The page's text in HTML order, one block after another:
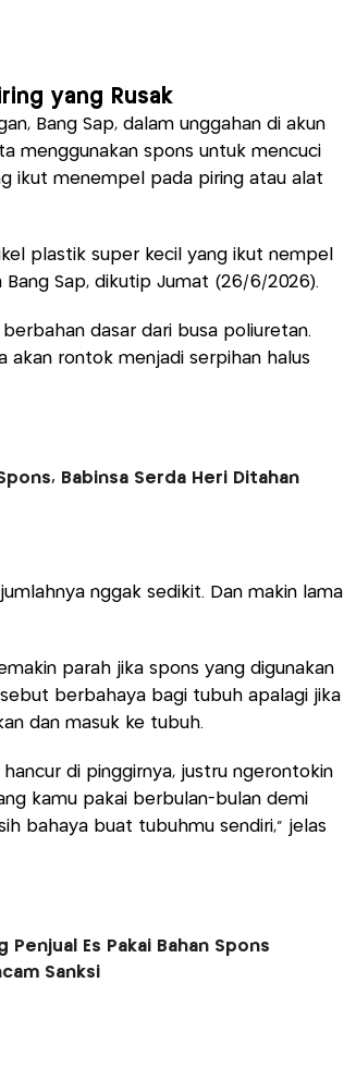
yang Rusak
Bang Sap, dalam unggahan di akun
menggunakan spons untuk mencuci
ikut menempel pada piring atau alat
plastik super kecil yang ikut nempel
Bang Sap, dikutip Jumat (26/6/2026).
dasar dari busa poliuretan.
akan rontok menjadi serpihan halus
Babinsa Serda Heri Ditahan
nggak sedikit. Dan makin lama
parah jika spons yang digunakan
berbahaya bagi tubuh apalagi jika
dan masuk ke tubuh.
hancur di pinggirnya, justru ngerontokin
kamu pakai berbulan-bulan demi
bahaya buat tubuhmu sendiri,” jelas
Penjual Es Pakai Bahan Spons
Sanksi